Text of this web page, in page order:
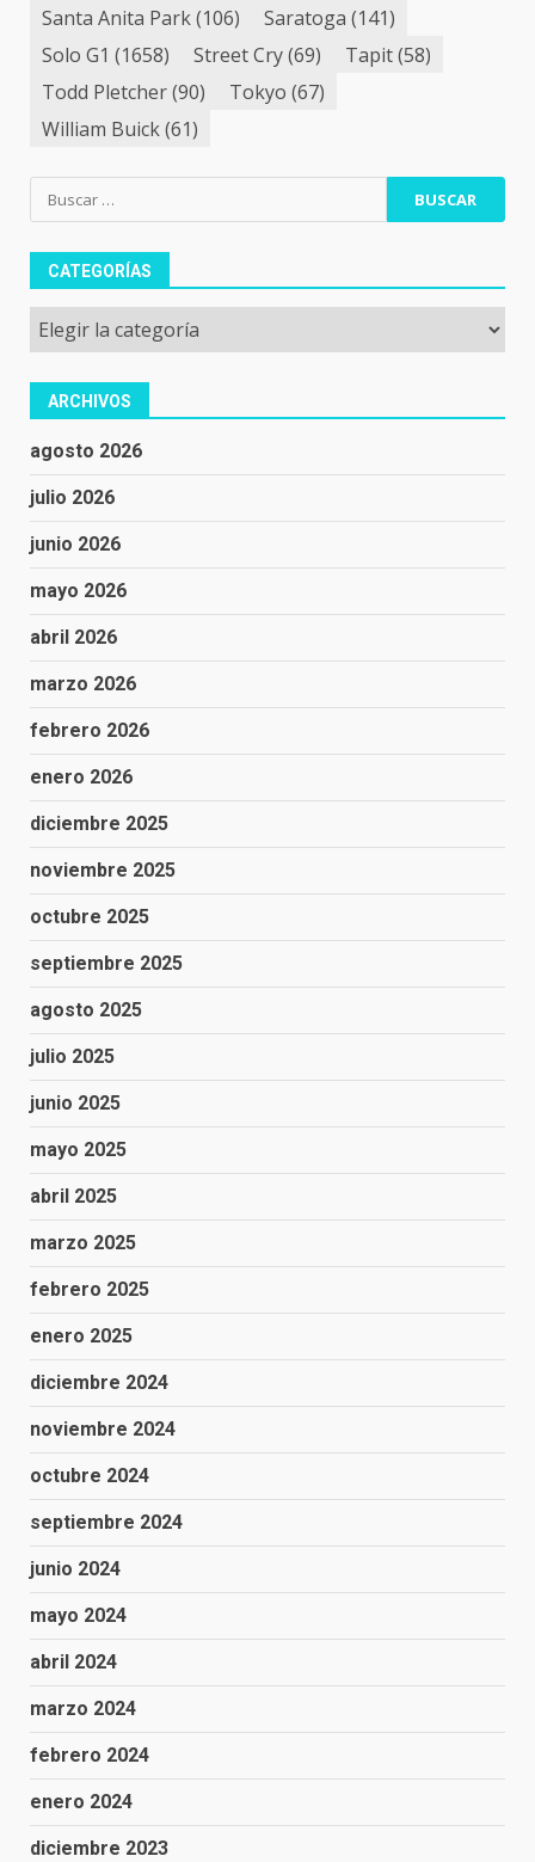
Santa Anita Park(106) Saratoga (141)
Solo G1 (1658) Street Cry(69) Tapit(58)
Todd Pletcher(90) Tokyo (67)
William Buick(61)
Buscar:
CATEGORÍAS
Categorías
ARCHIVOS
agosto 2026
julio 2026
junio 2026
mayo 2026
abril 2026
marzo 2026
febrero 2026
enero 2026
diciembre 2025
noviembre 2025
octubre 2025
septiembre 2025
agosto 2025
julio 2025
junio 2025
mayo 2025
abril 2025
marzo 2025
febrero 2025
enero 2025
diciembre 2024
noviembre 2024
octubre 2024
septiembre 2024
junio 2024
mayo 2024
abril 2024
marzo 2024
febrero 2024
enero 2024
diciembre 2023